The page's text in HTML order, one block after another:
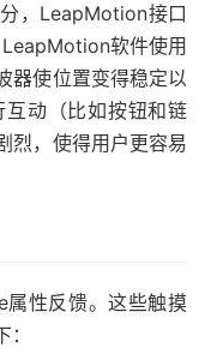
，LeapMotion接口
软件使用
器使位置变得稳定以
动（比如按钮和链
烈，使得用户更容易
性反馈。这些触摸